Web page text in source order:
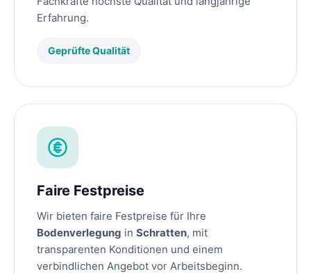
Erfahrung.
Geprüfte Qualität
Faire Festpreise
Wir bieten faire Festpreise für Ihre
Bodenverlegung in Schratten, mit
transparenten Konditionen und einem
verbindlichen Angebot vor Arbeitsbeginn.